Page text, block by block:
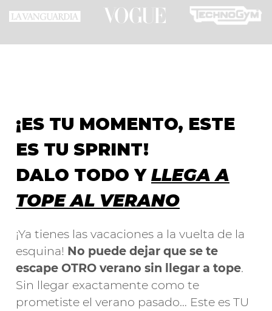
¡ES TU MOMENTO, ESTE
ES TU SPRINT!
DALO TODO Y LLEGA A
TOPE AL VERANO
¡Ya tienes las vacaciones a la vuelta de la
esquina! No puede dejar que se te
escape OTRO verano sin llegar a tope.
Sin llegar exactamente como te
prometiste el verano pasado… Este es TU